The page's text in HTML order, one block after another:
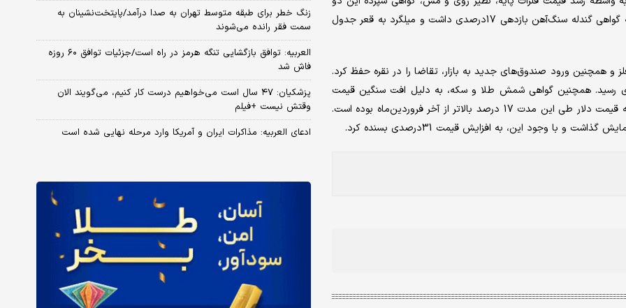
فلز رشد 44 تا 50درصدی را به نمایش درآورند. این در حالی است که گواهی گندله سنگ‌آهن بازدهی 17درصدی داشت و میلگرد به قعر جدول
و همچنین ورود صندوق‌های جدید به بازار، تقاضا را در نقره حفظ کرد.
سپرده نقره در دومین‌ماه سال، به بیش از 31 درصدی رسید. همچنین گواهی شمش طلا و سکه، به دلیل افت سنگین قیمت
طلا، تنها 12 درصد بازدهی را به نمایش گذاشت. این درحالی است که قیمت دلار طی این مدت 17 درصد بالاتر از آخر فروردین‌ماه بوده است.
و با وجود این، به افزایش قیمت 31درصدی بسنده کرد.
زنگ خطر برای طبقه متوسط تهران به صدا درآمد/پایتخت‌نشینان به
سمت فقر رانده می‌شوند
العربیه: توافق بازگشایی تنگه هرمز در راه است/جزئیات توافق ۶۰ روزه
فاش شد
پزشکیان: ۴۷ سال است می‌خواهیم درست کار کنیم، می‌گویند الان
وقتش نیست +فیلم
ادعای العربیه: مذاکرات ایران و آمریکا وارد مرحله نهایی شده است